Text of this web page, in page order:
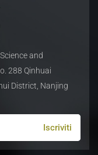
and
288 Qinhuai
District, Nanjing